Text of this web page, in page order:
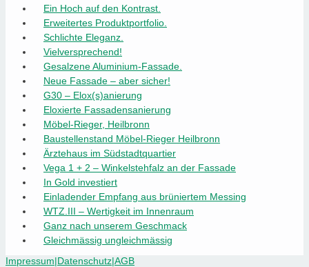
Ein Hoch auf den Kontrast.
Erweitertes Produktportfolio.
Schlichte Eleganz.
Vielversprechend!
Gesalzene Aluminium-Fassade.
Neue Fassade – aber sicher!
G30 – Elox(s)anierung
Eloxierte Fassadensanierung
Möbel-Rieger, Heilbronn
Baustellenstand Möbel-Rieger Heilbronn
Ärztehaus im Südstadtquartier
Vega 1 + 2 – Winkelstehfalz an der Fassade
In Gold investiert
Einladender Empfang aus brüniertem Messing
WTZ.III – Wertigkeit im Innenraum
Ganz nach unserem Geschmack
Gleichmässig ungleichmässig
Impressum|Datenschutz|AGB